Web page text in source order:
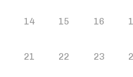
14 15 16
21 22 23